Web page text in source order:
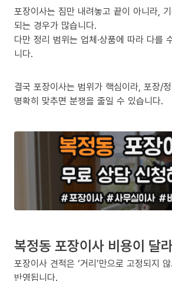
포장이사는 짐만 내려놓고 끝이 아니라,
되는 경우가 많습니다.
다만 정리 범위는 업체·상품에 따라 다를
니다.
결국 포장이사는 범위가 핵심이라, 포장/
명확히 맞추면 분쟁을 줄일 수 있습니다.
복정동 포장이사 비용이 달
포장이사 견적은 ‘거리’만으로 고정되지
반영됩니다.